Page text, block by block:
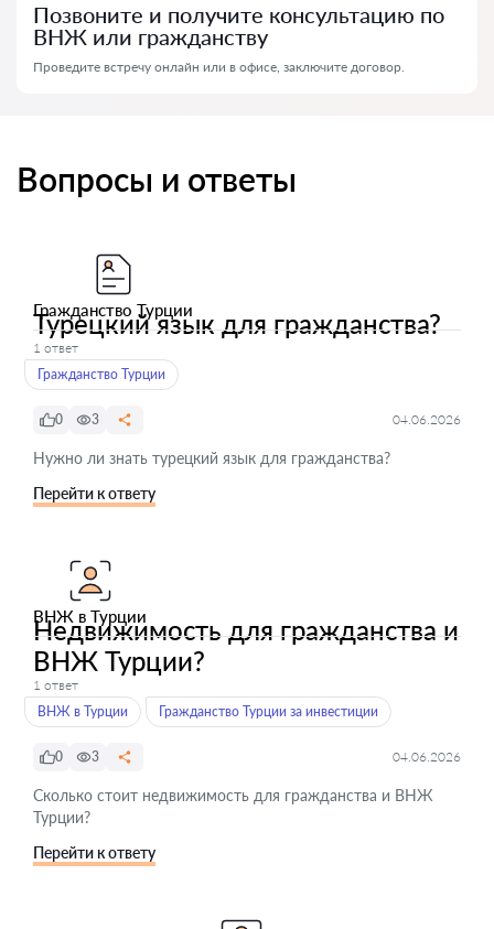
Позвоните и получите консультацию по
ВНЖ или гражданству
Проведите встречу онлайн или в офисе, заключите договор.
Вопросы и ответы
Гражданство Турции
Турецкий язык для гражданства?
1 ответ
Гражданство Турции
0 3 04.06.2026
Нужно ли знать турецкий язык для гражданства?
Перейти к ответу
ВНЖ в Турции
Недвижимость для гражданства и
ВНЖ Турции?
1 ответ
ВНЖ в Турции
Гражданство Турции за инвестиции
0 3 04.06.2026
Сколько стоит недвижимость для гражданства и ВНЖ
Турции?
Перейти к ответу